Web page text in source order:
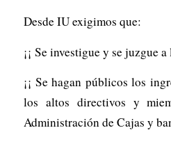
Desde IU exigimos que:
¡¡ Se investigue y se juzgue
¡¡ Se hagan públicos los
los altos directivos y
Administración de Cajas y